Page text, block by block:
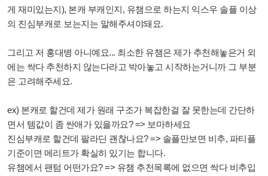
게 재미있는지), 본캐 부캐인지, 유챔으로 하는지 익스우 솔플 이상
의 진심부캐로 보는지는 말해주셔야돼요.
그리고 저 홍대병 아니예요... 최소한 유챔은 제가 추천해놓은거 외
에는 싹다 추천하지 않는다라고 박아놓고 시작하는거니까 그 부분
은 고려해주세요.
ex) 본캐로 할건데 제가 원래 구조가 복잡한걸 잘 못한는데 간단하
면서 템값이 좀 싼애가 있을까요? => 보마하세요
진심부캐로 할건데 팔라딘 괜찮나요? => 솔플만보면 비추, 파티플
기준이면 메리트가 확실히 있기는 합니다.
유챔에서 팬텀 어떤가요? => 유챔 추천목록에 없으면 싹다 비추입